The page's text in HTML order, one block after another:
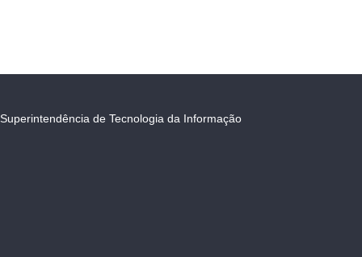
Superintendência de Tecnologia da Informação